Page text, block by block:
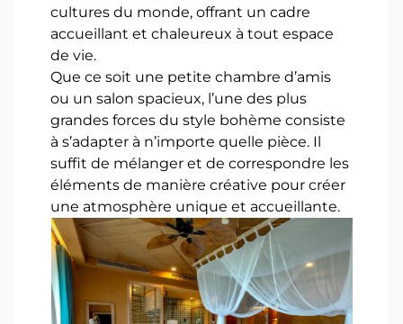
cultures du monde, offrant un cadre
accueillant et chaleureux à tout espace
de vie.
Que ce soit une petite chambre d’amis
ou un salon spacieux, l’une des plus
grandes forces du style bohème consiste
à s’adapter à n’importe quelle pièce. Il
suffit de mélanger et de correspondre les
éléments de manière créative pour créer
une atmosphère unique et accueillante.